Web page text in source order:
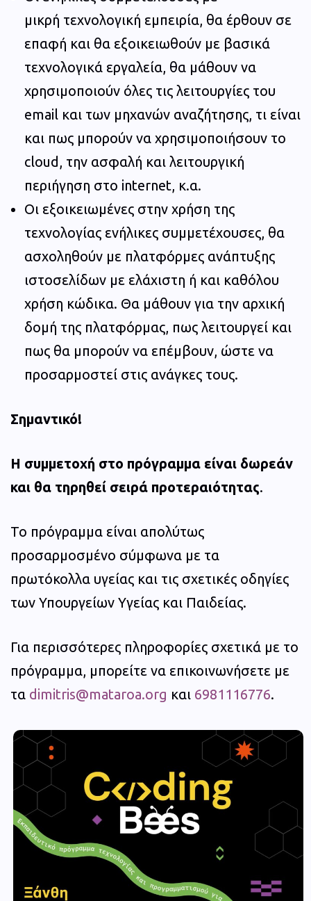
μικρή τεχνολογική εμπειρία, θα έρθουν σε
επαφή και θα εξοικειωθούν με βασικά
τεχνολογικά εργαλεία, θα μάθουν να
χρησιμοποιούν όλες τις λειτουργίες του
email και των μηχανών αναζήτησης, τι είναι
και πως μπορούν να χρησιμοποιήσουν το
cloud, την ασφαλή και λειτουργική
περιήγηση στο internet, κ.α.
Οι εξοικειωμένες στην χρήση της
τεχνολογίας ενήλικες συμμετέχουσες, θα
ασχοληθούν με πλατφόρμες ανάπτυξης
ιστοσελίδων με ελάχιστη ή και καθόλου
χρήση κώδικα. Θα μάθουν για την αρχική
δομή της πλατφόρμας, πως λειτουργεί και
πως θα μπορούν να επέμβουν, ώστε να
προσαρμοστεί στις ανάγκες τους.
Σημαντικό!
Η συμμετοχή στο πρόγραμμα είναι δωρεάν
και θα τηρηθεί σειρά προτεραιότητας.
Το πρόγραμμα είναι απολύτως
προσαρμοσμένο σύμφωνα με τα
πρωτόκολλα υγείας και τις σχετικές οδηγίες
των Υπουργείων Υγείας και Παιδείας.
Για περισσότερες πληροφορίες σχετικά με το
πρόγραμμα, μπορείτε να επικοινωνήσετε με
τα dimitris@mataroa.org και 6981116776.